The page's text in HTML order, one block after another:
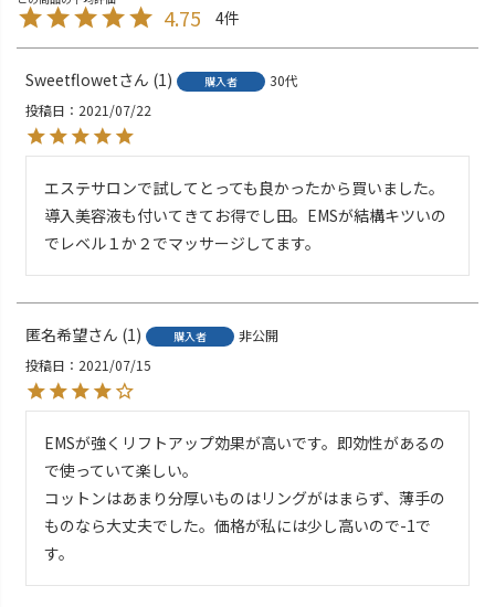
4.75 4
Sweetflowet 1 購入者
30代
投稿日
2021/07/22
エステサロンで試してとっても良かったから買いました。
導入美容液も付いてきてお得でし田。EMSが結構キツいの
でレベル１か２でマッサージしてます。
匿名希望 1 購入者
非公開
投稿日
2021/07/15
EMSが強くリフトアップ効果が高いです。即効性があるの
で使っていて楽しい。
コットンはあまり分厚いものはリングがはまらず、薄手の
ものなら大丈夫でした。価格が私には少し高いので-1で
す。